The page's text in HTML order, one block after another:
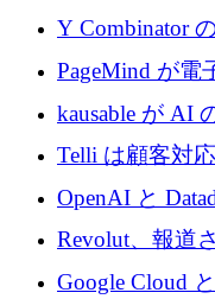
国のヘルステ
Y Combinator
メールを再考
てステルスか
PageMind が電
AI を拡張する
kausable が AI
1,200 万ユーロ
Telli は顧客対
1,500 万ドルの
OpenAI と
ートアップ
Revolut、報道
の新たな二次
Google Cloud